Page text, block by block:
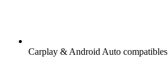
Carplay & Android Auto compatibles